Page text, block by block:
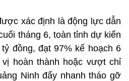
xác định là động lực dẫn
tháng 6, toàn tỉnh dự kiến
đồng, đạt 97% kế hoạch 6
hoàn thành hoặc vượt chỉ
Ninh đẩy nhanh tháo gỡ